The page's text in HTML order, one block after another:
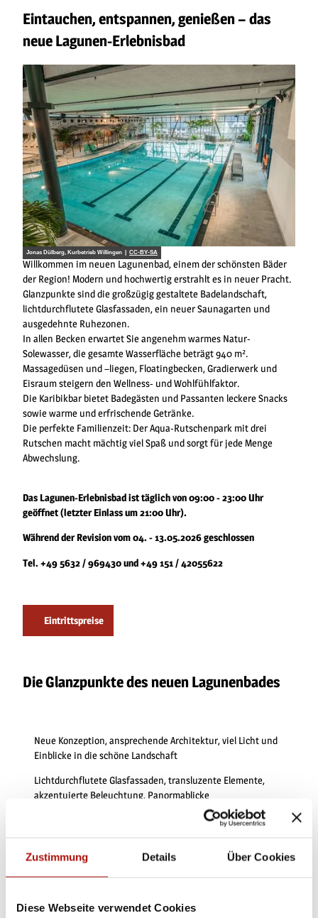
Zustimmung Details Über Cookies
Diese Webseite verwendet Cookies
Eintauchen, entspannen, genießen – das
neue Lagunen-Erlebnisbad
Jonas Dülberg, Kurbetrieb Willingen | CC-BY-SA
Willkommen im neuen Lagunenbad, einem der schönsten Bäder
der Region! Modern und hochwertig erstrahlt es in neuer Pracht.
Glanzpunkte sind die großzügig gestaltete Badelandschaft,
lichtdurchflutete Glasfassaden, ein neuer Saunagarten und
ausgedehnte Ruhezonen.
In allen Becken erwartet Sie angenehm warmes Natur-
Solewasser, die gesamte Wasserfläche beträgt 940 m².
Massagedüsen und –liegen, Floatingbecken, Gradierwerk und
Eisraum steigern den Wellness- und Wohlfühlfaktor.
Die Karibikbar bietet Badegästen und Passanten leckere Snacks
sowie warme und erfrischende Getränke.
Die perfekte Familienzeit: Der Aqua-Rutschenpark mit drei
Rutschen macht mächtig viel Spaß und sorgt für jede Menge
Abwechslung.
Das Lagunen-Erlebnisbad ist täglich von 09:00 - 23:00 Uhr
geöffnet (letzter Einlass um 21:00 Uhr).
Während der Revision vom 04. - 13.05.2026 geschlossen
Tel. +49 5632 / 969430 und +49 151 / 42055622
Eintrittspreise
Die Glanzpunkte des neuen Lagunenbades
Neue Konzeption, ansprechende Architektur, viel Licht und
Einblicke in die schöne Landschaft
Lichtdurchflutete Glasfassaden, transluzente Elemente,
akzentuierte Beleuchtung, Panormablicke
Drei Innenbecken (31°) mit Natur-Solegehalt, einmal 420 m²
m² Wasserfläche, Massageliegen, Bodensprudler,
Rückenmassagedüsen und kleines 33°C Warmbecken in
gemütlicher Bruchsteinnische mit Blick in den